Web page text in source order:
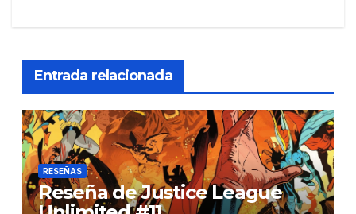
Entrada relacionada
RESEÑAS
Reseña de Justice League